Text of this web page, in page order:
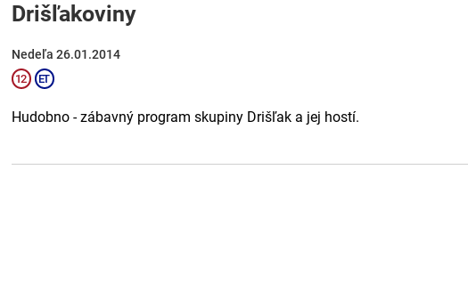
Drišľakoviny
Nedeľa 26.01.2014
Hudobno - zábavný program skupiny Drišľak a jej hostí.